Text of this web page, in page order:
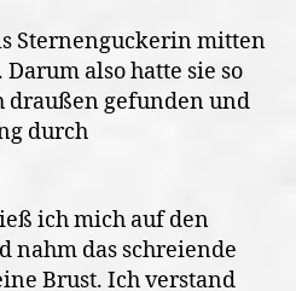
Sternenguckerin mitten
also hatte sie so
draußen gefunden und
durch
ich mich auf den
nahm das schreiende
Brust. Ich verstand